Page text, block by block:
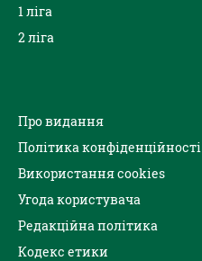
1 ліга
2 ліга
Про видання
Політика конфіденційності
Використання cookies
Угода користувача
Редакційна політика
Кодекс етики